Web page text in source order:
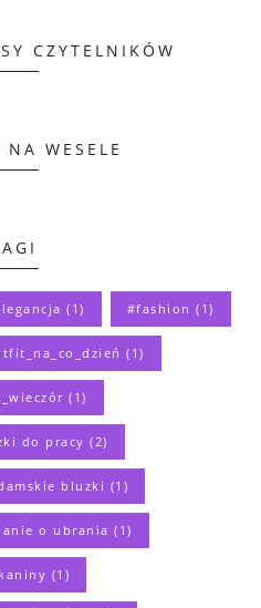
CZYTELNIKÓW
WESELE
(1) #fashion (1)
(1)
(1)
do pracy (2)
bluzki (1)
o ubrania (1)
(1)